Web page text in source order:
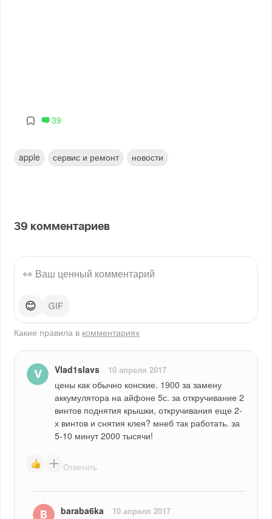
39
apple сервис и ремонт новости
39 комментариев
😊
Какие правила в комментариях
Vlad1slavs 10 апреля 2017
цены как обычно конские. 1900 за замену
аккумулятора на айфоне 5с. за откручивание 2
винтов поднятия крышки, откручивания еще 2-
х винтов и снятия клея? мнеб так работать. за
5-10 минут 2000 тысячи!
Ответить
baraba6ka 10 апреля 2017